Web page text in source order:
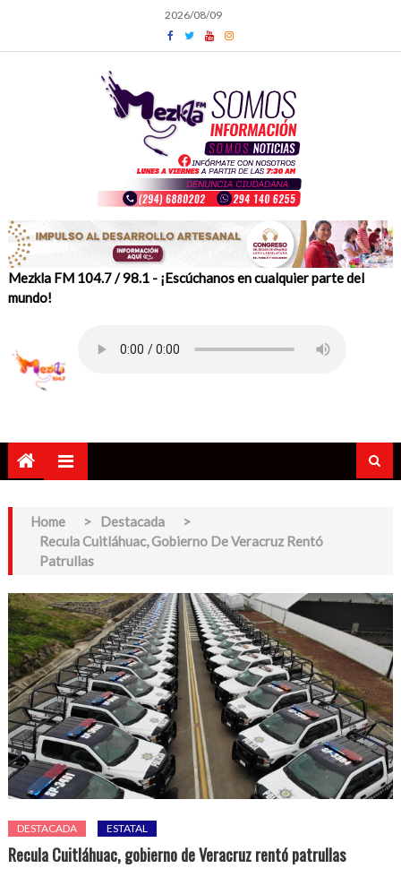
content
2026/08/09
Mezkla FM 104.7 / 98.1 - ¡Escúchanos en cualquier parte del
mundo!
Home > Destacada
>
Recula Cuitláhuac, Gobierno De Veracruz Rentó
Patrullas
DESTACADA ESTATAL
Recula Cuitláhuac, gobierno de Veracruz rentó patrullas